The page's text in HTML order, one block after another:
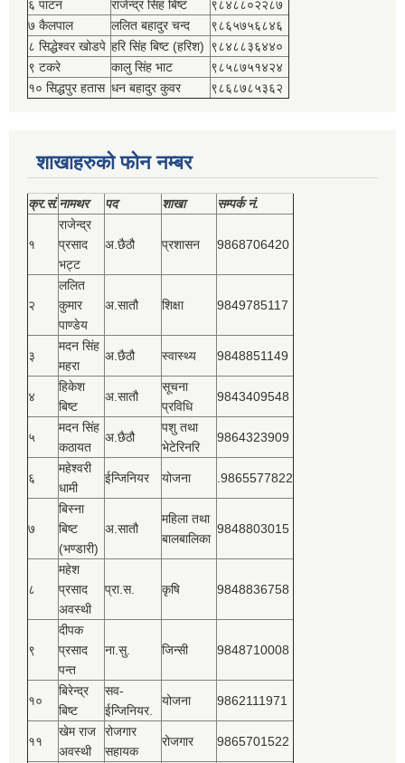
६ पाटन राजेन्द्र सिंह बिष्‍ट
९८४८८०२२८७
७ कैलपाल
ललित बहादुर चन्द
९८६५७५६८४६
८ सिद्धेश्‍वर खोडपे हरि सिंह बिष्‍ट (हरिश) ९८४८८३६४४०
९ टकरे
कालु सिंह भाट
९८५८७५१४२४
१० सिद्धपुर हतास धन बहादुर कुवर ९८६८७८५३६२
शाखाहरुको फोन नम्बर
क्र.सं.नामथर पद शाखा सम्‍पर्क नं.
१
राजेन्द्र
प्रसाद
भट्ट
अ.छैठौ प्रशासन 9868706420
२
ललित
कुमार
पाण्डेय
अ.सातौ शिक्षा 9849785117
३
मदन सिंह
महरा
अ.छैठौ स्वास्थ्य 9848851149
४
हिकेश
बिष्‍ट
अ.सातौ
सूचना
प्रविधि
9843409548
५
मदन सिंह
कठायत
अ.छैठौ
पशु तथा
भेटेरिनरि
9864323909
६
महेश्‍वरी
धामी
ईन्जिनियर योजना .9865577822
७
बिस्‍ना
बिष्‍ट
(भण्डारी)
अ.सातौ
महिला तथा
बालबालिका
9848803015
८
महेश
प्रसाद
अवस्थी
प्रा.स. कृषि 9848836758
९
दीपक
प्रसाद
पन्त
ना.सु. जिन्सी 9848710008
१०
बिरेन्द्र
बिष्‍ट
सव-
ईन्जिनियर.
योजना 9862111971
११
खेम राज
अवस्थी
रोजगार
सहायक
रोजगार 9865701522